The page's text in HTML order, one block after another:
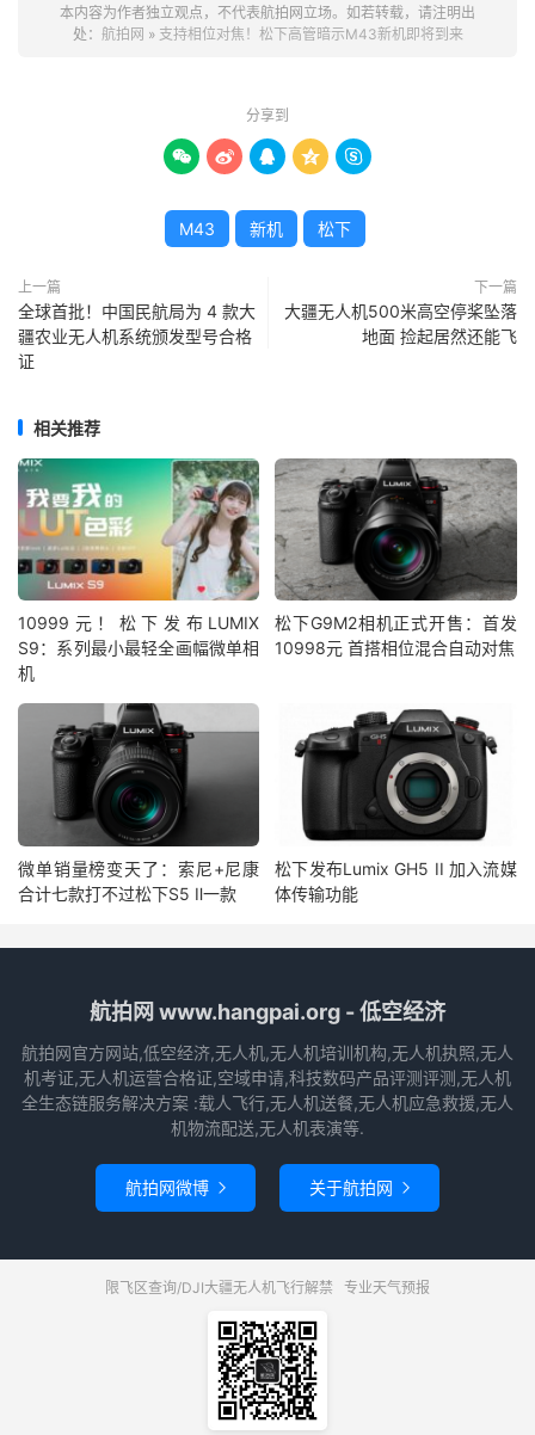
本内容为作者独立观点，不代表航拍网立场。如若转载，请注明出
处： 航拍网 » 支持相位对焦！松下高管暗示M43新机即将到来
分享到
    
M43 新机 松下
上一篇
全球首批！中国民航局为 4 款大
疆农业无人机系统颁发型号合格
证
下一篇
大疆无人机500米高空停桨坠落
地面 捡起居然还能飞
相关推荐
10999元！松下发布LUMIX
S9：系列最小最轻全画幅微单相
机
松下G9M2相机正式开售：首发
10998元 首搭相位混合自动对焦
微单销量榜变天了：索尼+尼康
合计七款打不过松下S5 Ⅱ一款
松下发布Lumix GH5 II 加入流媒
体传输功能
航拍网 www.hangpai.org - 低空经济
航拍网官方网站,低空经济,无人机,无人机培训机构,无人机执照,无人
机考证,无人机运营合格证,空域申请,科技数码产品评测评测,无人机
全生态链服务解决方案 :载人飞行,无人机送餐,无人机应急救援,无人
机物流配送,无人机表演等.
航拍网微博  关于航拍网 
限飞区查询/DJI大疆无人机飞行解禁 专业天气预报